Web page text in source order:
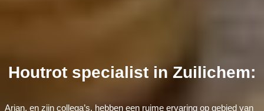
Houtrot specialist in Zuilichem:
Arjan, en zijn collega’s, hebben een ruime ervaring op gebied van